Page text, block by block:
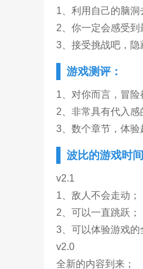
1、利用自己的脑洞
2、你一定会感受到
3、接受挑战吧，隐
游戏测评：
1、对你而言，冒险
2、非常具有代入感
3、数个章节，体验
波比的游戏时
v2.1
1、敌人不会走动；
2、可以一直跳跃；
3、可以体验游戏的
v2.0
全新的内容到来；